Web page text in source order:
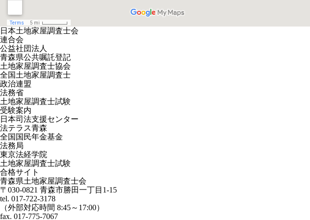
日本土地家屋調査士会
連合会
公益社団法人
青森県公共嘱託登記
土地家屋調査士協会
全国土地家屋調査士
政治連盟
法務省
土地家屋調査士試験
受験案内
日本司法支援センター
法テラス青森
全国国民年金基金
法務局
東京法経学院
土地家屋調査士試験
合格サイト
青森県土地家屋調査士会
〒030-0821 青森市勝田一丁目1-15
tel. 017-722-3178
（外部対応時間 8:45～17:00）
fax. 017-775-7067